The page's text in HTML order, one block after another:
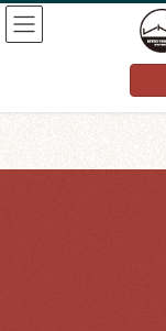
コ
ン
ツ
ス
ナ
ビ
シ
ン